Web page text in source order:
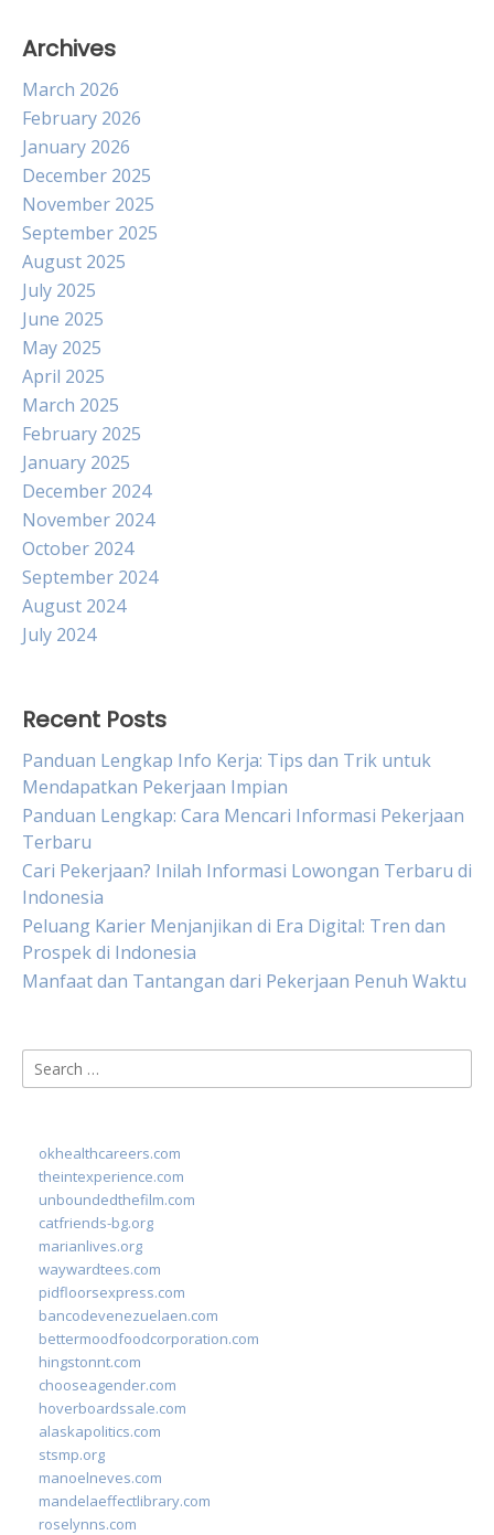
Archives
March 2026
February 2026
January 2026
December 2025
November 2025
September 2025
August 2025
July 2025
June 2025
May 2025
April 2025
March 2025
February 2025
January 2025
December 2024
November 2024
October 2024
September 2024
August 2024
July 2024
Recent Posts
Panduan Lengkap Info Kerja: Tips dan Trik untuk
Mendapatkan Pekerjaan Impian
Panduan Lengkap: Cara Mencari Informasi Pekerjaan
Terbaru
Cari Pekerjaan? Inilah Informasi Lowongan Terbaru di
Indonesia
Peluang Karier Menjanjikan di Era Digital: Tren dan
Prospek di Indonesia
Manfaat dan Tantangan dari Pekerjaan Penuh Waktu
Search
for:
okhealthcareers.com
theintexperience.com
unboundedthefilm.com
catfriends-bg.org
marianlives.org
waywardtees.com
pidfloorsexpress.com
bancodevenezuelaen.com
bettermoodfoodcorporation.com
hingstonnt.com
chooseagender.com
hoverboardssale.com
alaskapolitics.com
stsmp.org
manoelneves.com
mandelaeffectlibrary.com
roselynns.com